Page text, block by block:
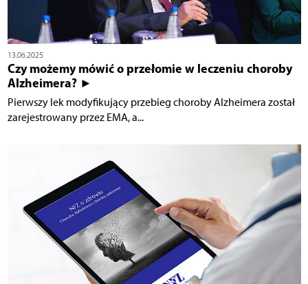
13.06.2025
Czy możemy mówić o przełomie w leczeniu choroby
Alzheimera? ►
Pierwszy lek modyfikujący przebieg choroby Alzheimera został
zarejestrowany przez EMA, a...